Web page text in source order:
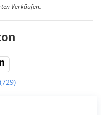
Verkäufen.
(729)